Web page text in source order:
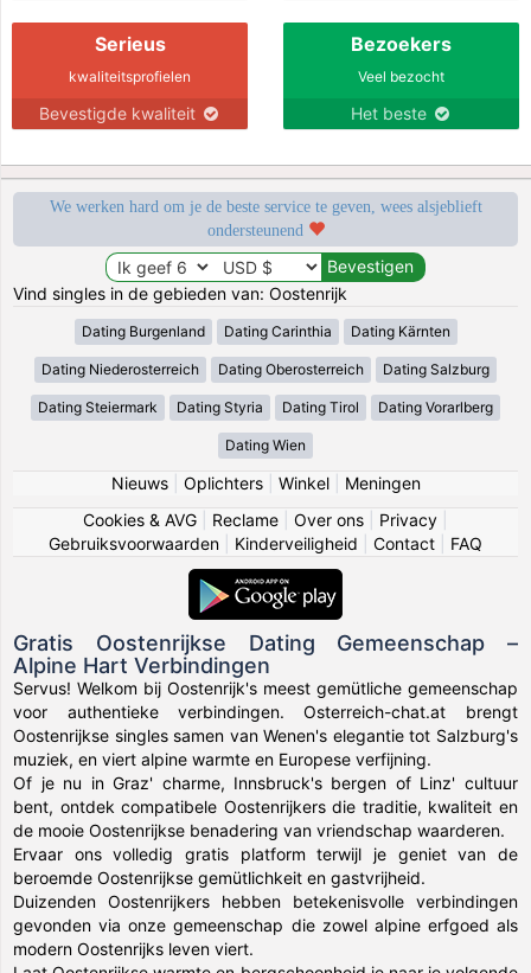
Serieus
kwaliteitsprofielen
Bevestigde kwaliteit
Bezoekers
Veel bezocht
Het beste
We werken hard om je de beste service te geven, wees alsjeblieft
ondersteunend
Vind singles in de gebieden van: Oostenrijk
Dating Burgenland Dating Carinthia Dating Kärnten
Dating Niederosterreich Dating Oberosterreich Dating Salzburg
Dating Steiermark Dating Styria Dating Tirol Dating Vorarlberg
Dating Wien
Nieuws| Oplichters| Winkel| Meningen
Cookies & AVG
Reclame Over ons Privacy
Gebruiksvoorwaarden
Kinderveiligheid Contact FAQ
Gratis Oostenrijkse Dating Gemeenschap –
Alpine Hart Verbindingen
Servus! Welkom bij Oostenrijk's meest gemütliche gemeenschap
voor authentieke verbindingen. Osterreich-chat.at brengt
Oostenrijkse singles samen van Wenen's elegantie tot Salzburg's
muziek, en viert alpine warmte en Europese verfijning.
Of je nu in Graz' charme, Innsbruck's bergen of Linz' cultuur
bent, ontdek compatibele Oostenrijkers die traditie, kwaliteit en
de mooie Oostenrijkse benadering van vriendschap waarderen.
Ervaar ons volledig gratis platform terwijl je geniet van de
beroemde Oostenrijkse gemütlichkeit en gastvrijheid.
Duizenden Oostenrijkers hebben betekenisvolle verbindingen
gevonden via onze gemeenschap die zowel alpine erfgoed als
modern Oostenrijks leven viert.